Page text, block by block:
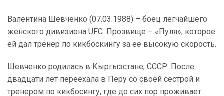
Валентина Шевченко (07.03.1988) – боец легчайшего
женского дивизиона UFC. Прозвище – «Пуля», которое
ей дал тренер по кикбоскингу за ее высокую скорость.
Шевченко родилась в Кыргызстане, СССР. После
двадцати лет переехала в Перу со своей сестрой и
тренером по кикбосингу, где до сих пор проживает.